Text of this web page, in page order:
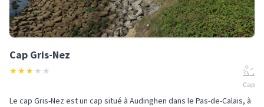
Cap Gris-Nez
★★★ ★ ★
Cap
Le cap Gris-Nez est un cap situé à Audinghen dans le Pas-de-Calais, à